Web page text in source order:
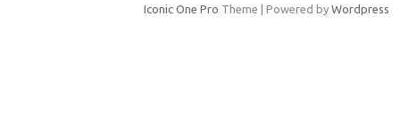
Iconic One Pro Theme | Powered by Wordpress